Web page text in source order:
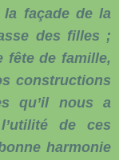
façade de la
des filles ;
fête de famille,
constructions
qu’il nous a
de ces
harmonie